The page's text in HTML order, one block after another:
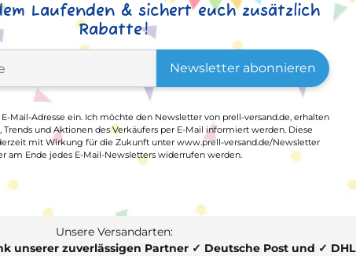
Laufenden & sichert euch zusätzlich
Rabatte!
Newsletter abonnieren
Mail-Adresse ein. Ich möchte den Newsletter von prell-versand.de, erhalten
und Aktionen des Verkäufers per E-Mail informiert werden. Diese
mit Wirkung für die Zukunft unter www.prell-versand.de/Newsletter
am Ende jedes E-Mail-Newsletters widerrufen werden.
Unsere Versandarten:
unserer zuverlässigen Partner ✓ Deutsche Post und ✓ DHL